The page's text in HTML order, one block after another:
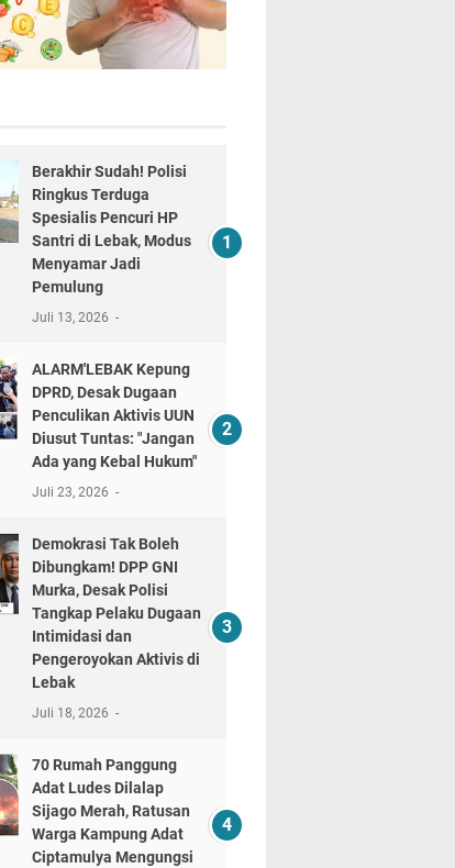
Berakhir Sudah! Polisi
Ringkus Terduga
Spesialis Pencuri HP
Santri di Lebak, Modus
Menyamar Jadi
Pemulung
Juli 13, 2026
ALARM'LEBAK Kepung
DPRD, Desak Dugaan
Penculikan Aktivis UUN
Diusut Tuntas: "Jangan
Ada yang Kebal Hukum"
Juli 23, 2026
Demokrasi Tak Boleh
Dibungkam! DPP GNI
Murka, Desak Polisi
Tangkap Pelaku Dugaan
Intimidasi dan
Pengeroyokan Aktivis di
Lebak
Juli 18, 2026
70 Rumah Panggung
Adat Ludes Dilalap
Sijago Merah, Ratusan
Warga Kampung Adat
Ciptamulya Mengungsi